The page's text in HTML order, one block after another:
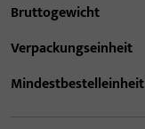
Bruttogewicht
Verpackungseinheit
Mindestbestelleinheit